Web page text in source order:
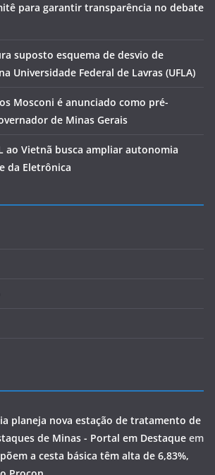
para garantir transparência no debate
suposto esquema de desvio de
Universidade Federal de Lavras (UFLA)
Mosconi é anunciado como pré-
de Minas Gerais
ao Vietnã busca ampliar autonomia
da Eletrônica
planeja nova estação de tratamento de
de Minas - Portal em Destaque em
a cesta básica têm alta de 6,83%,